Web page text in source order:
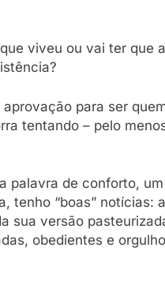
viveu ou vai ter que
para ser
tentando – pelo
palavra de conforto,
tenho “boas” notícias:
sua versão
obedientes e